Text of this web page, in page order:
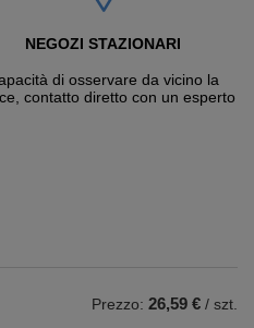
NEGOZI STAZIONARI
di osservare da vicino la
contatto diretto con un esperto
Prezzo: 26,59 € / szt.